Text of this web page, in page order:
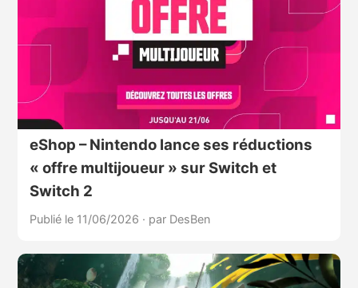
eShop – Nintendo lance ses réductions
« offre multijoueur » sur Switch et
Switch 2
Publié le 11/06/2026 · par DesBen